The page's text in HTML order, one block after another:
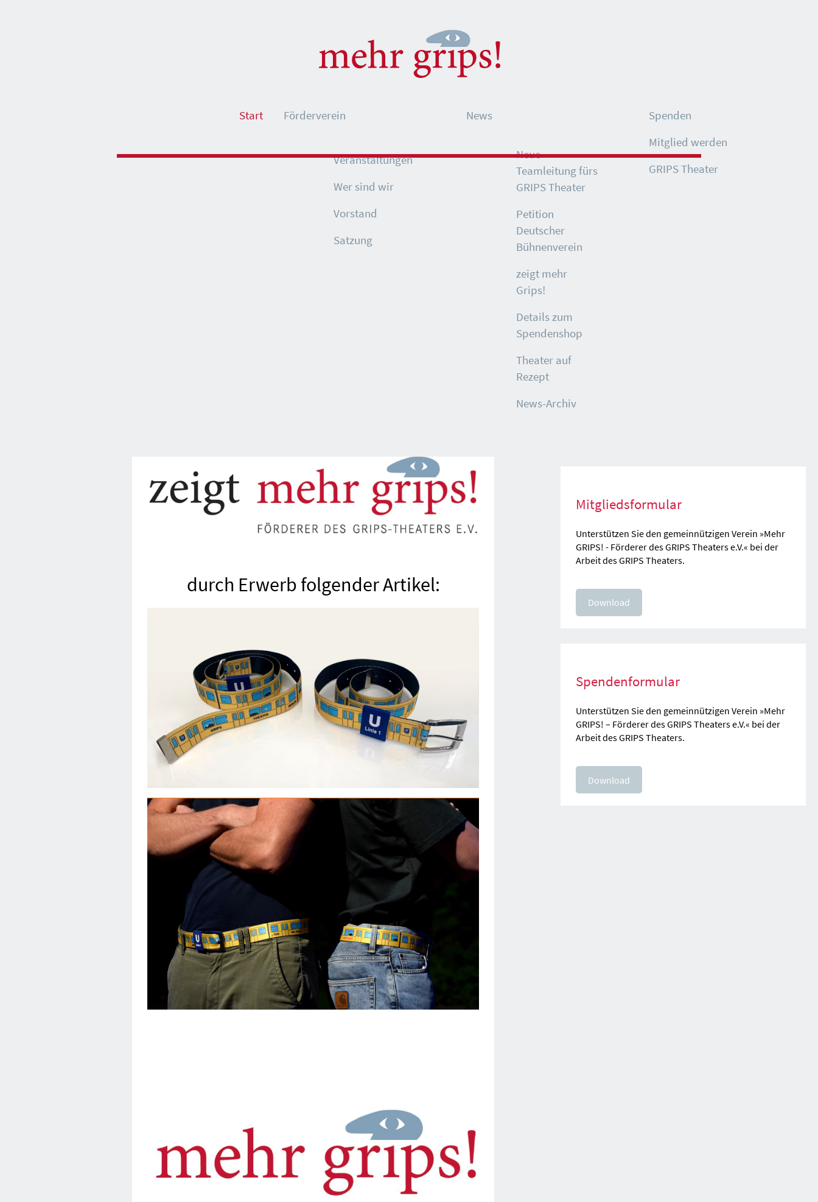
Start Förderverein
Veranstaltungen
Wer sind wir
Vorstand
Satzung
News
Neue
Teamleitung fürs
GRIPS Theater
Petition
Deutscher
Bühnenverein
zeigt mehr
Grips!
Details zum
Spendenshop
Theater auf
Rezept
News-Archiv
Spenden
Mitglied werden
GRIPS Theater
durch Erwerb folgender Artikel:
Mitgliedsformular
Unterstützen Sie den gemeinnützigen Verein »Mehr
GRIPS! - Förderer des GRIPS Theaters e.V.« bei der
Arbeit des GRIPS Theaters.
Download
Spendenformular
Unterstützen Sie den gemeinnützigen Verein »Mehr
GRIPS! – Förderer des GRIPS Theaters e.V.« bei der
Arbeit des GRIPS Theaters.
Download